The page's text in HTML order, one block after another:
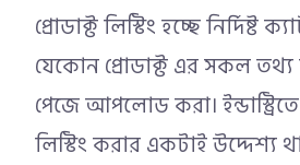
প্রোডাক্ট লিস্টিং হচ্ছে নির্দিষ্ট
যেকোন প্রোডাক্ট এর সকল তথ্য
পেজে আপলোড করা।
লিস্টিং করার একটাই উদ্দেশ্য